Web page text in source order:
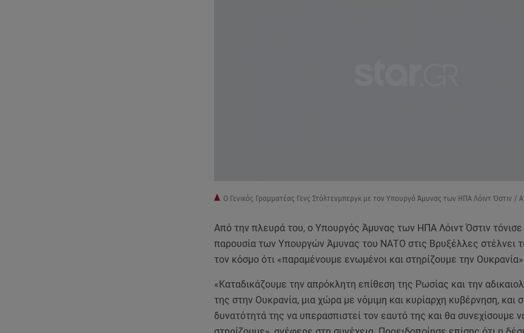
Ο Γενικός Γραμματέας Γενς Στόλτενμπεργκ με τον Υπουργό Άμυνας των ΗΠΑ Λόιντ Όστιν /
Από την πλευρά του, ο Υπουργός Άμυνας των ΗΠΑ Λόιντ Όστιν τόνισε
παρουσία των Υπουργών Άμυνας του ΝΑΤΟ στις Βρυξέλλες στέλνει
τον κόσμο ότι «παραμένουμε ενωμένοι και στηρίζουμε την
«Καταδικάζουμε την απρόκλητη επίθεση της Ρωσίας και την
της στην Ουκρανία, μια χώρα με νόμιμη και κυρίαρχη κυβέρνηση, και
δυνατότητά της να υπερασπιστεί τον εαυτό της και θα συνεχίσουμε